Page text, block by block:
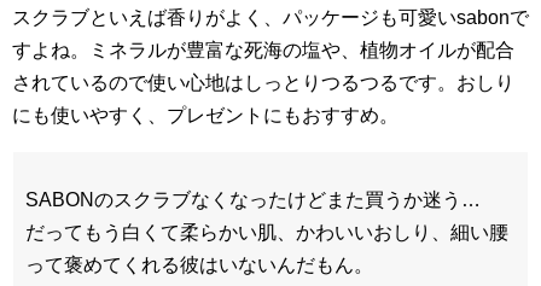
スクラブといえば香りがよく、パッケージも可愛いsabonで
すよね。ミネラルが豊富な死海の塩や、植物オイルが配合
されているので使い心地はしっとりつるつるです。おしり
にも使いやすく、プレゼントにもおすすめ。
SABONのスクラブなくなったけどまた買うか迷う…
だってもう白くて柔らかい肌、かわいいおしり、細い腰
って褒めてくれる彼はいないんだもん。